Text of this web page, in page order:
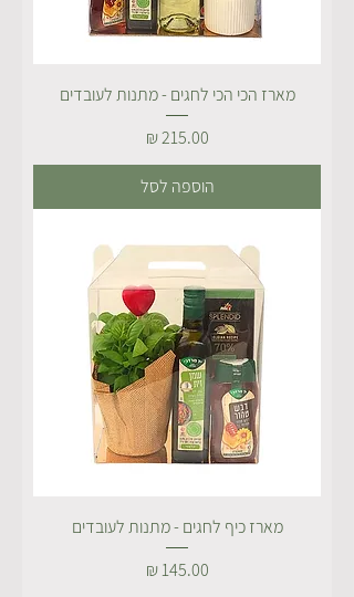
מארז הכי הכי לחגים - מתנות לעובדים
מחיר
הוספה לסל
מארז כיף לחגים - מתנות לעובדים
מחיר